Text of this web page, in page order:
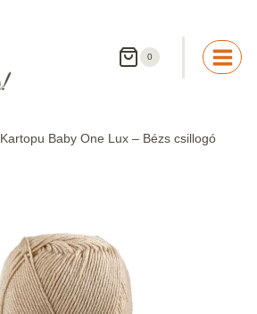
0
Kartopu Baby One Lux – Bézs csillogó